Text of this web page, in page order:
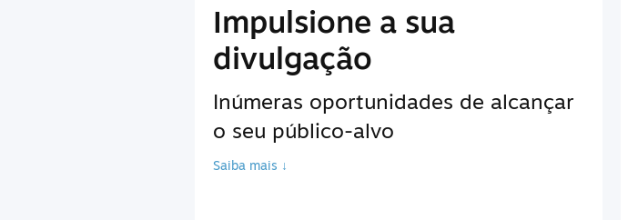
Impulsione a sua
divulgação
Inúmeras oportunidades de alcançar
o seu público-alvo
Saiba mais ↓